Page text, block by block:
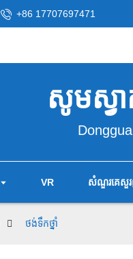
+86 17707697471
សូមស្វ
VR សំណួរគេសួ
ថង់ទឹកថ្នាំ